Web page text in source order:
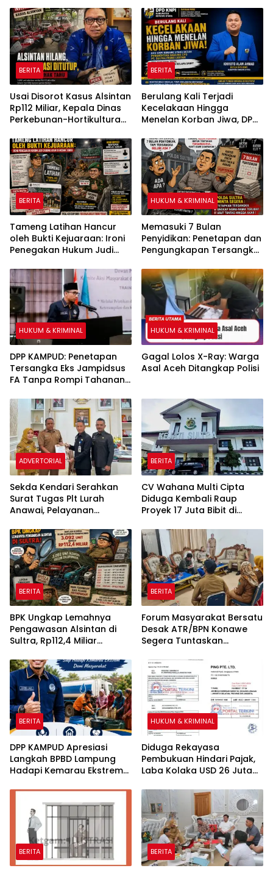
Ungkap Kasus Dugaan
Pemerasan
BERITA
Usai Disorot Kasus Alsintan
Rp112 Miliar, Kepala Dinas
Perkebunan-Hortikultura
Komunikasi dengan Media
BERITA
Berulang Kali Terjadi
Kecelakaan Hingga
Menelan Korban Jiwa, DPD
Penghentian Aktivitas
Hauling dan Evaluasi Total
Perizinan PT Sultra Prima
Lestari
BERITA
Tameng Latihan Hancur
oleh Bukti Kejuaraan: Ironi
Penegakan Hukum Judi
Johor
HUKUM & KRIMINAL
Memasuki 7 Bulan
Penyidikan: Penetapan dan
Pengungkapan Tersangka
Bibit Pala dan Kakao Rp26
Miliar Dipertanyakan
HUKUM & KRIMINAL
DPP KAMPUD: Penetapan
Tersangka Eks Jampidsus
FA Tanpa Rompi Tahanan
Khusus
HUKUM & KRIMINAL
Gagal Lolos X-Ray: Warga
Asal Aceh Ditangkap Polisi
ADVERTORIAL
Sekda Kendari Serahkan
Surat Tugas Plt Lurah
Anawai, Pelayanan
Tetap Berjalan
BERITA
CV Wahana Multi Cipta
Diduga Kembali Raup
Proyek 17 Juta Bibit di
Kasus Rp26 Miliar,
Kasipenkum: Kami
Menunggu P21 dari Polda
Sultra
BERITA
BPK Ungkap Lemahnya
Pengawasan Alsintan di
Sultra, Rp112,4 Miliar
Pemanfaatannya
BERITA
Forum Masyarakat Bersatu
Desak ATR/BPN Konawe
Segera Tuntaskan
Olu Onua, Beri Tenggat
Waktu 2×24 Jam
BERITA
DPP KAMPUD Apresiasi
Langkah BPBD Lampung
Hadapi Kemarau Ekstrem
Bersih
HUKUM & KRIMINAL
Diduga Rekayasa
Pembukuan Hindari Pajak,
Laba Kolaka USD 26 Juta
Rimau New World Terseret
Dugaan Pencucian Uang
BERITA BERITA